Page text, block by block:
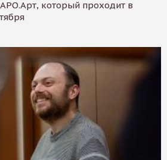
который проходит в